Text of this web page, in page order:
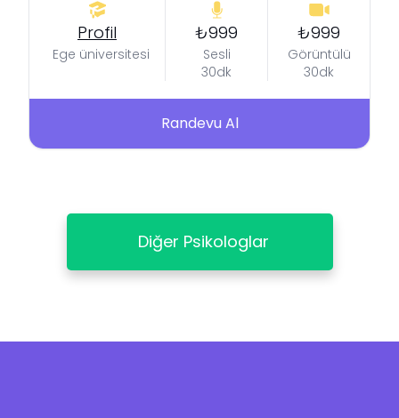
Profil
Ege üniversitesi
₺999
Sesli
30dk
₺999
Görüntülü
30dk
Randevu Al
Diğer Psikologlar